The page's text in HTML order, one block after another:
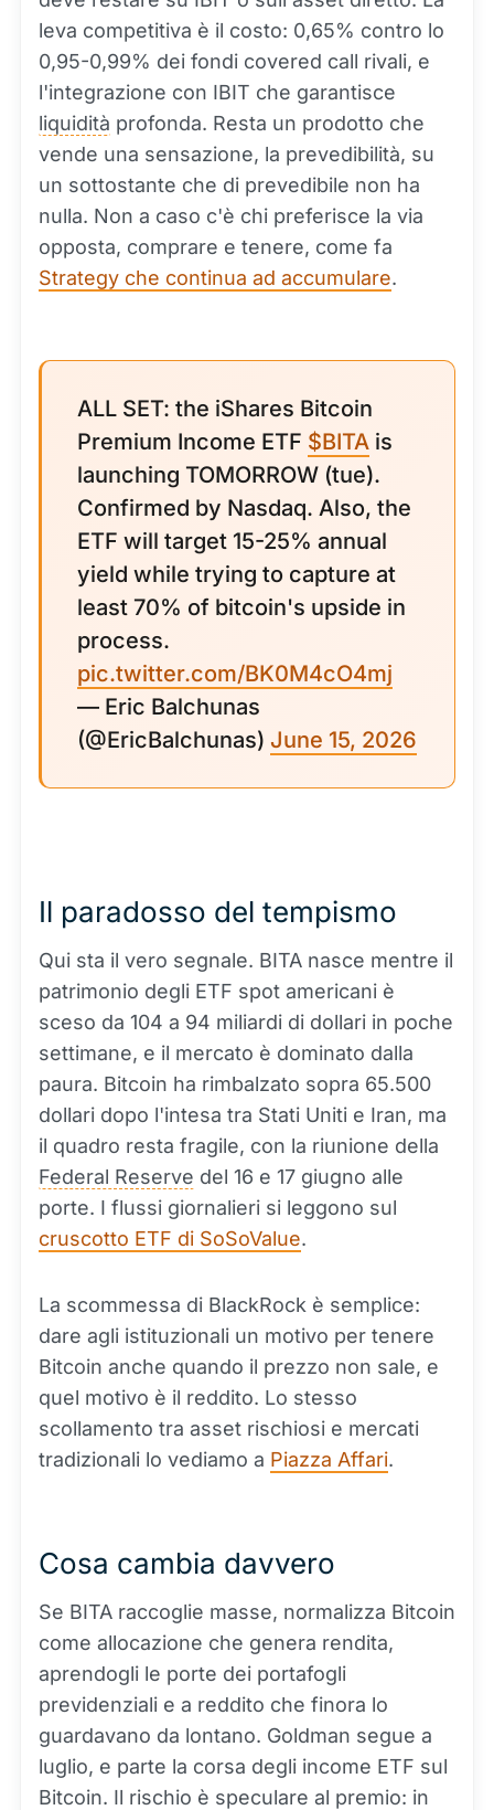
leva competitiva è il costo: 0,65% contro lo
0,95-0,99% dei fondi covered call rivali, e
l'integrazione con IBIT che garantisce
liquidità profonda. Resta un prodotto che
vende una sensazione, la prevedibilità, su
un sottostante che di prevedibile non ha
nulla. Non a caso c'è chi preferisce la via
opposta, comprare e tenere, come fa
Strategy che continua ad accumulare.
ALL SET: the iShares Bitcoin
Premium Income ETF $BITA is
launching TOMORROW (tue).
Confirmed by Nasdaq. Also, the
ETF will target 15-25% annual
yield while trying to capture at
least 70% of bitcoin's upside in
process.
pic.twitter.com/BK0M4cO4mj
— Eric Balchunas
(@EricBalchunas) June 15, 2026
Il paradosso del tempismo
Qui sta il vero segnale. BITA nasce mentre il
patrimonio degli ETF spot americani è
sceso da 104 a 94 miliardi di dollari in poche
settimane, e il mercato è dominato dalla
paura. Bitcoin ha rimbalzato sopra 65.500
dollari dopo l'intesa tra Stati Uniti e Iran, ma
il quadro resta fragile, con la riunione della
Federal Reserve del 16 e 17 giugno alle
porte. I flussi giornalieri si leggono sul
cruscotto ETF di SoSoValue.
La scommessa di BlackRock è semplice:
dare agli istituzionali un motivo per tenere
Bitcoin anche quando il prezzo non sale, e
quel motivo è il reddito. Lo stesso
scollamento tra asset rischiosi e mercati
tradizionali lo vediamo a Piazza Affari.
Cosa cambia davvero
Se BITA raccoglie masse, normalizza Bitcoin
come allocazione che genera rendita,
aprendogli le porte dei portafogli
previdenziali e a reddito che finora lo
guardavano da lontano. Goldman segue a
luglio, e parte la corsa degli income ETF sul
Bitcoin. Il rischio è speculare al premio: in